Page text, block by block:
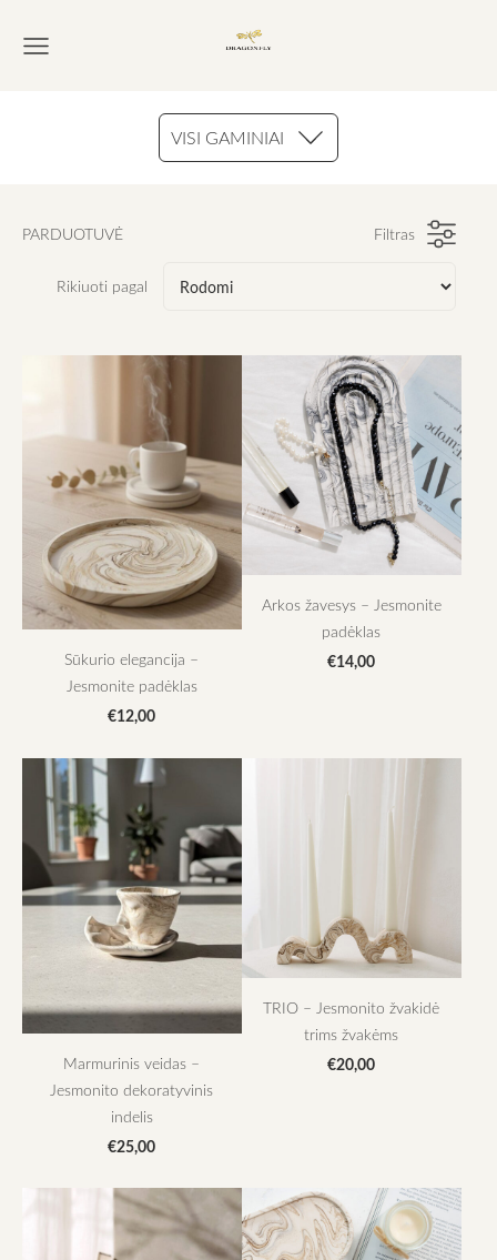
VISI GAMINIAI
PARDUOTUVĖ Filtras
Rikiuoti pagal
Sūkurio elegancija –
Jesmonite padėklas
€12,00
Arkos žavesys – Jesmonite
padėklas
€14,00
Marmurinis veidas –
Jesmonito dekoratyvinis
indelis
€25,00
TRIO – Jesmonito žvakidė
trims žvakėms
€20,00